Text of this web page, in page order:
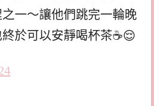
一～讓他們跳完一輪晚
終於可以安靜喝杯茶☕😌